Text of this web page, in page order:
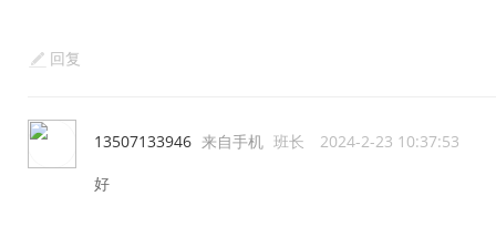
回复
13507133946 来自手机 班长 2024-2-23 10:37:53
好